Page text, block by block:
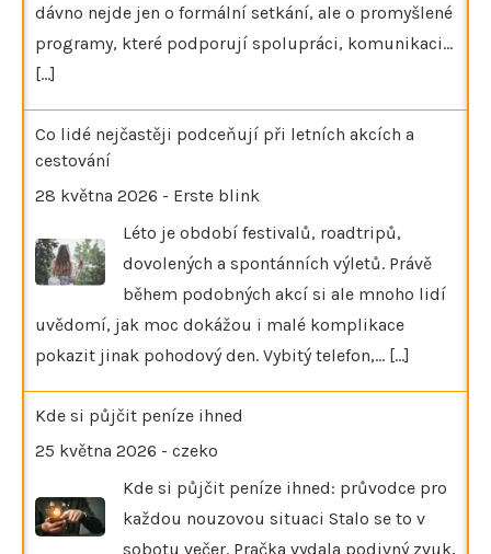
dávno nejde jen o formální setkání, ale o promyšlené
programy, které podporují spolupráci, komunikaci…
[...]
Co lidé nejčastěji podceňují při letních akcích a
cestování
28 května 2026 - Erste blink
Léto je období festivalů, roadtripů,
dovolených a spontánních výletů. Právě
během podobných akcí si ale mnoho lidí
uvědomí, jak moc dokážou i malé komplikace
pokazit jinak pohodový den. Vybitý telefon,… [...]
Kde si půjčit peníze ihned
25 května 2026 - czeko
Kde si půjčit peníze ihned: průvodce pro
každou nouzovou situaci Stalo se to v
sobotu večer. Pračka vydala podivný zvuk,